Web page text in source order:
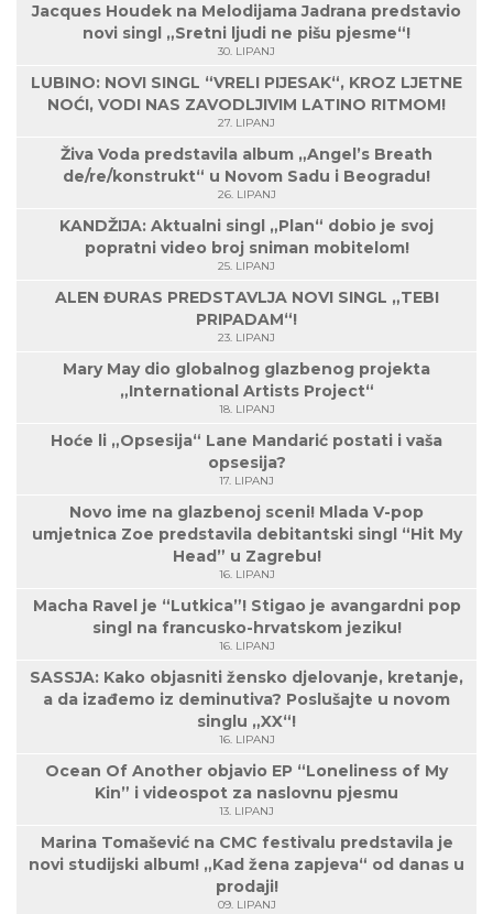
Jacques Houdek na Melodijama Jadrana predstavio
novi singl „Sretni ljudi ne pišu pjesme“!
30. LIPANJ
LUBINO: NOVI SINGL “VRELI PIJESAK“, KROZ LJETNE
NOĆI, VODI NAS ZAVODLJIVIM LATINO RITMOM!
27. LIPANJ
Živa Voda predstavila album „Angel’s Breath
de/re/konstrukt“ u Novom Sadu i Beogradu!
26. LIPANJ
KANDŽIJA: Aktualni singl „Plan“ dobio je svoj
popratni video broj sniman mobitelom!
25. LIPANJ
ALEN ĐURAS PREDSTAVLJA NOVI SINGL „TEBI
PRIPADAM“!
23. LIPANJ
Mary May dio globalnog glazbenog projekta
„International Artists Project“
18. LIPANJ
Hoće li „Opsesija“ Lane Mandarić postati i vaša
opsesija?
17. LIPANJ
Novo ime na glazbenoj sceni! Mlada V-pop
umjetnica Zoe predstavila debitantski singl “Hit My
Head” u Zagrebu!
16. LIPANJ
Macha Ravel je “Lutkica”! Stigao je avangardni pop
singl na francusko-hrvatskom jeziku!
16. LIPANJ
SASSJA: Kako objasniti žensko djelovanje, kretanje,
a da izađemo iz deminutiva? Poslušajte u novom
singlu „XX“!
16. LIPANJ
Ocean Of Another objavio EP “Loneliness of My
Kin” i videospot za naslovnu pjesmu
13. LIPANJ
Marina Tomašević na CMC festivalu predstavila je
novi studijski album! „Kad žena zapjeva“ od danas u
prodaji!
09. LIPANJ